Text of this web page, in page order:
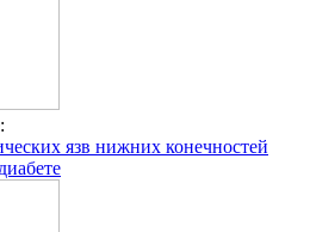
язв нижних конечностей